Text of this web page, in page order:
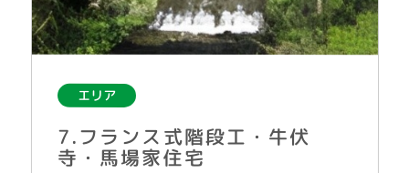
エリア
7.フランス式階段工・牛伏
寺・馬場家住宅